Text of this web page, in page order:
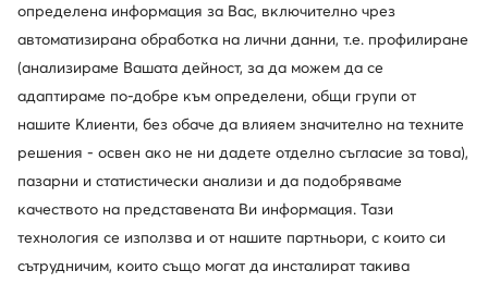
Смени държавата: България (BG)
© obuvki.bg 2026
Регламент
Промени настройките
Политика за поверителност
определена информация за Вас, включително чрез
автоматизирана обработка на лични данни, т.е. профилиране
(анализираме Вашата дейност, за да можем да се
адаптираме по-добре към определени, общи групи от
нашите Клиенти, без обаче да влияем значително на техните
решения - освен ако не ни дадете отделно съгласие за това),
пазарни и статистически анализи и да подобряваме
качеството на представената Ви информация. Тази
технология се използва и от нашите партньори, с които си
сътрудничим, които също могат да инсталират такива